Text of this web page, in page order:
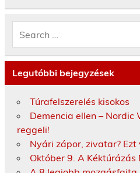
Legutóbbi bejegyzések
Túrafelszerelés kisokos
Demencia ellen – Nordic
reggeli!
Nyári zápor, zivatar? Ezt
Október 9. A Kéktúrázás